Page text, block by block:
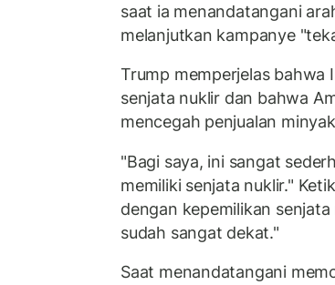
saat ia menandatangani
melanjutkan kampanye
Trump memperjelas bahwa
senjata nuklir dan bahwa
mencegah penjualan
"Bagi saya, ini sangat
memiliki senjata nuklir."
dengan kepemilikan
sudah sangat dekat."
Saat menandatangani